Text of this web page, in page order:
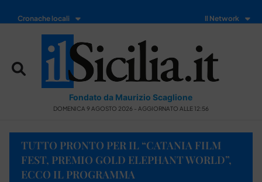
Cronache locali Il Network
Fondato da Maurizio Scaglione
DOMENICA 9 AGOSTO 2026 - AGGIORNATO ALLE 12:56
TUTTO PRONTO PER IL “CATANIA FILM
FEST, PREMIO GOLD ELEPHANT WORLD”,
ECCO IL PROGRAMMA